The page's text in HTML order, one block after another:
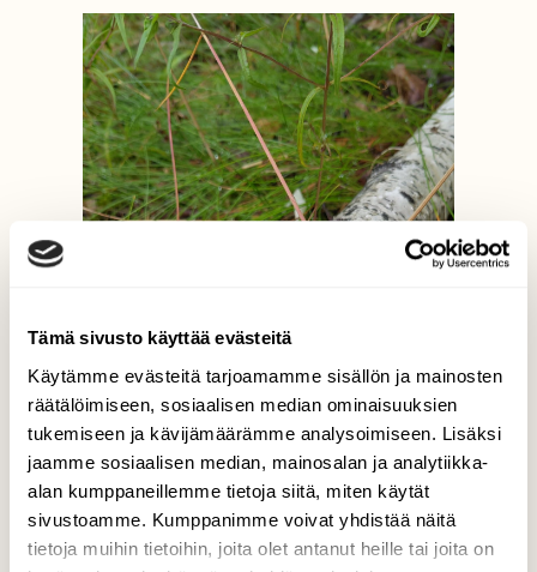
Tämä sivusto käyttää evästeitä
Käytämme evästeitä tarjoamamme sisällön ja mainosten
räätälöimiseen, sosiaalisen median ominaisuuksien
tukemiseen ja kävijämäärämme analysoimiseen. Lisäksi
jaamme sosiaalisen median, mainosalan ja analytiikka-
alan kumppaneillemme tietoja siitä, miten käytät
sivustoamme. Kumppanimme voivat yhdistää näitä
tietoja muihin tietoihin, joita olet antanut heille tai joita on